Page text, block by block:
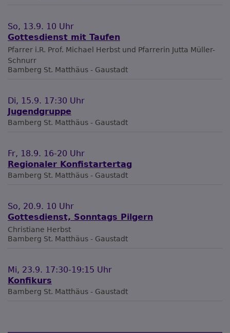
So, 13.9. 10 Uhr
Gottesdienst mit Taufen
Pfarrer i.R. Prof. Michael Herbst und Pfarrerin Jutta Müller-
Schnurr
Bamberg St. Matthäus - Gaustadt
Di, 15.9. 17:30 Uhr
Jugendgruppe
Bamberg St. Matthäus - Gaustadt
Fr, 18.9. 16-20 Uhr
Regionaler Konfistartertag
Bamberg St. Matthäus - Gaustadt
So, 20.9. 10 Uhr
Gottesdienst, Sonntags Pilgern
Christiane Herbst
Bamberg St. Matthäus - Gaustadt
Mi, 23.9. 17:30-19:15 Uhr
Konfikurs
Bamberg St. Matthäus - Gaustadt